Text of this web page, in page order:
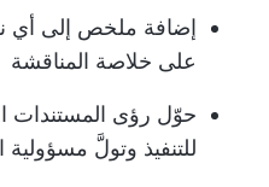
إضافة ملخص إلى أي
على خلاصة المناقشة
حوّل رؤى المستندات
للتنفيذ وتولَّ مسؤولية